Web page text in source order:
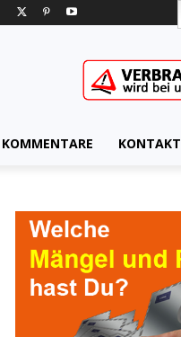
KOMMENTARE KONTAKT